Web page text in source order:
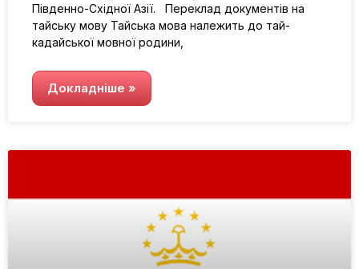
Південно-Східної Азії. Переклад документів на
тайську мову Тайська мова належить до тай-
кадайської мовної родини,
Докладніше »